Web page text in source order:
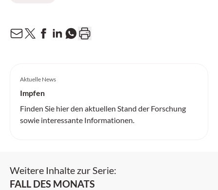
Aktuelle News
Impfen
Finden Sie hier den aktuellen Stand der Forschung
sowie interessante Informationen.
Weitere Inhalte zur Serie:
FALL DES MONATS